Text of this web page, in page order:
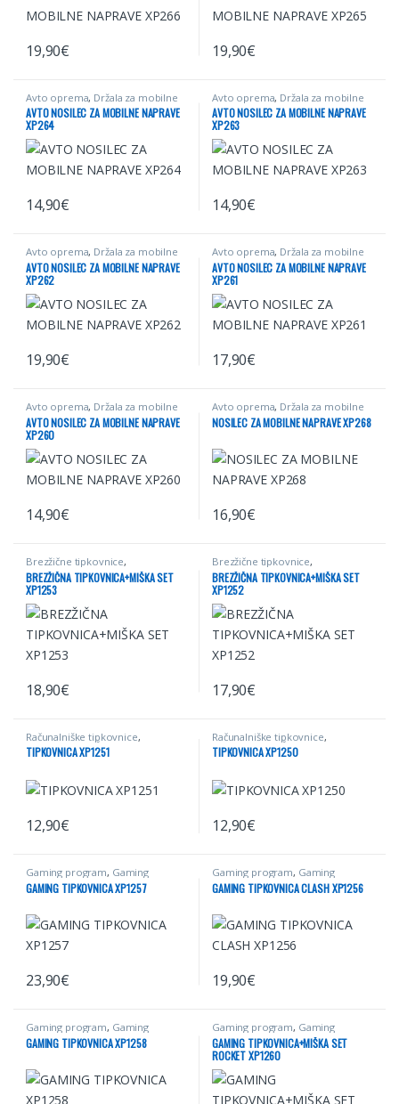
19,90€ 19,90€
Avto oprema, Držala za mobilne
naprave
AVTO NOSILEC ZA MOBILNE NAPRAVE
XP264
14,90€
Avto oprema, Držala za mobilne
naprave
AVTO NOSILEC ZA MOBILNE NAPRAVE
XP263
14,90€
Avto oprema, Držala za mobilne
naprave
AVTO NOSILEC ZA MOBILNE NAPRAVE
XP262
19,90€
Avto oprema, Držala za mobilne
naprave
AVTO NOSILEC ZA MOBILNE NAPRAVE
XP261
17,90€
Avto oprema, Držala za mobilne
naprave
AVTO NOSILEC ZA MOBILNE NAPRAVE
XP260
14,90€
Avto oprema, Držala za mobilne
naprave ,Električna mobilnost
NOSILEC ZA MOBILNE NAPRAVE XP268
16,90€
Brezžične tipkovnice,
Računalniške tipkovnice,
Računalništvo
BREZŽIČNA TIPKOVNICA+MIŠKA SET
XP1253
18,90€
Brezžične tipkovnice,
Računalniške tipkovnice,
Računalništvo
BREZŽIČNA TIPKOVNICA+MIŠKA SET
XP1252
17,90€
Računalniške tipkovnice,
Računalništvo,Žične tipkovnice
TIPKOVNICA XP1251
12,90€
Računalniške tipkovnice,
Računalništvo,Žične tipkovnice
TIPKOVNICA XP1250
12,90€
Gaming program, Gaming
tipkovnice,Računalništvo
GAMING TIPKOVNICA XP1257
23,90€
Gaming program, Gaming
tipkovnice,Računalništvo
GAMING TIPKOVNICA CLASH XP1256
19,90€
Gaming program, Gaming
tipkovnice,Računalništvo
GAMING TIPKOVNICA XP1258
Gaming program, Gaming
tipkovnice,Računalništvo
GAMING TIPKOVNICA+MIŠKA SET
ROCKET XP1260